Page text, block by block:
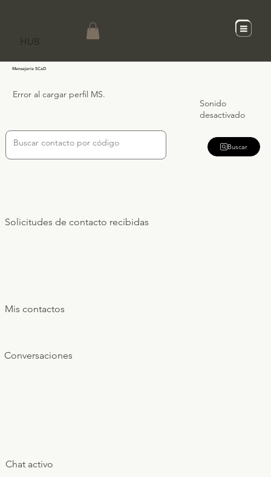
HUB
Mensajería SCaD
Error al cargar perfil MS.
Sonido
desactivado
Buscar
Solicitudes de contacto recibidas
Mis contactos
Conversaciones
Chat activo